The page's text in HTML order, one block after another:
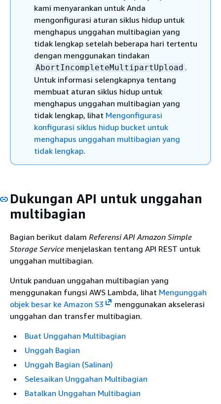
kami menyarankan untuk Anda
mengonfigurasi aturan siklus hidup untuk
menghapus unggahan multibagian yang
tidak lengkap setelah beberapa hari tertentu
dengan menggunakan tindakan
AbortIncompleteMultipartUpload .
Untuk informasi selengkapnya tentang
membuat aturan siklus hidup untuk
menghapus unggahan multibagian yang
tidak lengkap, lihat Mengonfigurasi
konfigurasi siklus hidup bucket untuk
menghapus unggahan multibagian yang
tidak lengkap.
Dukungan API untuk unggahan
multibagian
Bagian berikut dalam Referensi API Amazon Simple
Storage Service menjelaskan tentang API REST untuk
unggahan multibagian.
Untuk panduan unggahan multibagian yang
menggunakan fungsi AWS Lambda, lihat Mengunggah
objek besar ke Amazon S3
menggunakan akselerasi
unggahan dan transfer multibagian.
Buat Unggahan Multibagian
Unggah Bagian
Unggah Bagian (Salinan)
Selesaikan Unggahan Multibagian
Batalkan Unggahan Multibagian